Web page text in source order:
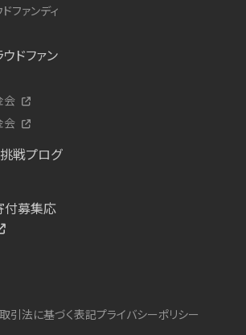
ファンディ
ドファン
会
会
戦プログ
付募集応
引法に基づく表記プライバシーポリシー